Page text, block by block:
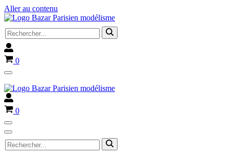
Aller au contenu
Rechercher...
Panier
0
Menu
de
navigation
Panier
0
Menu
de
navigation
Menu
de
navigation
Rechercher...